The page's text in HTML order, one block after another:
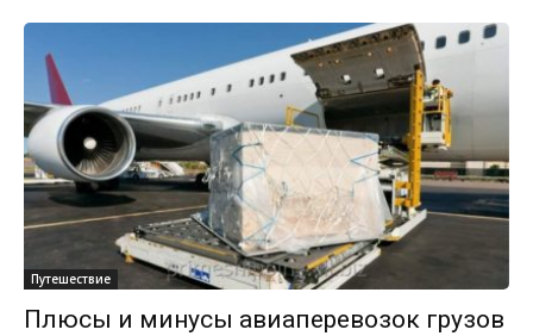
Путешествие
Плюсы и минусы авиаперевозок грузов